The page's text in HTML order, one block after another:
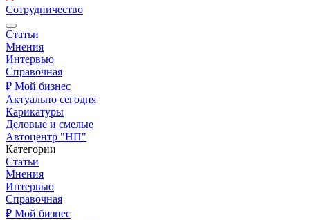
Сотрудничество
Статьи
Мнения
Интервью
Справочная
₽ Мой бизнес
Актуально сегодня
Карикатуры
Деловые и смелые
Автоцентр "НП"
Категории
Статьи
Мнения
Интервью
Справочная
₽ Мой бизнес